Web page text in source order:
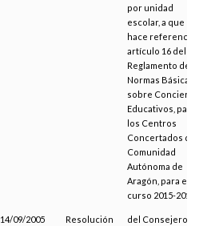
por unidad
escolar, a que
hace referencia el
artículo 16 del
Reglamento de
Normas Básicas
sobre Conciertos
Educativos, para
los Centros
Concertados de la
Comunidad
Autónoma de
Aragón, para el
curso 2015-2016
14/09/2005 Resolución
del Consejero de